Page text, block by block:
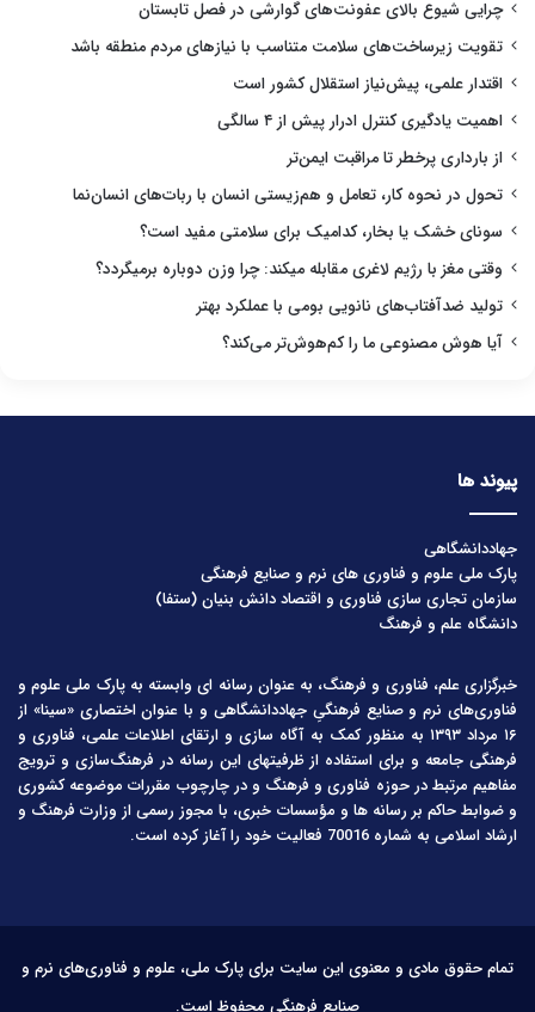
چرایی شیوع بالای عفونت‌های گوارشی در فصل تابستان
تقویت زیرساخت‌های سلامت متناسب با نیازهای مردم منطقه باشد
اقتدار علمی، پیش‌نیاز استقلال کشور است
اهمیت یادگیری کنترل ادرار پیش از ۴ سالگی
از بارداری پرخطر تا مراقبت ایمن‌تر
تحول در نحوه کار، تعامل و هم‌زیستی انسان با ربات‌های انسان‌نما
سونای خشک یا بخار، کدامیک برای سلامتی مفید است؟
وقتی مغز با رژیم لاغری مقابله میکند: چرا وزن دوباره برمیگردد؟
تولید ضدآفتاب‌های نانویی بومی با عملکرد بهتر
آیا هوش مصنوعی ما را کم‌هوش‌تر می‌کند؟
پیوند ها
جهاددانشگاهی
پارک ملی علوم و فناوری های نرم و صنایع فرهنگی
سازمان تجاری سازی فناوری و اقتصاد دانش بنیان (ستفا)
دانشگاه علم و فرهنگ
خبرگزاری علم، فناوری و فرهنگ، به عنوان رسانه ای وابسته به پارک ملی علوم و
فناوری‌های نرم و صنایع فرهنگیِ جهاددانشگاهی و با عنوان اختصاری «سینا» از
۱۶ مرداد ۱۳۹۳ به منظور کمک به آگاه سازی و ارتقای اطلاعات علمی، فناوری و
فرهنگی جامعه و برای استفاده از ظرفیتهای این رسانه در فرهنگ‌سازی و ترویج
مفاهیم مرتبط در حوزه فناوری و فرهنگ و در چارچوب مقررات موضوعه کشوری
و ضوابط حاکم بر رسانه ها و مؤسسات خبری، با مجوز رسمی از وزارت فرهنگ و
ارشاد اسلامی به شماره 70016 فعالیت خود را آغاز کرده است.
تمام حقوق مادی و معنوی این سایت برای پارک ملی، علوم و فناوری‌های نرم و
صنایع فرهنگی محفوظ است.